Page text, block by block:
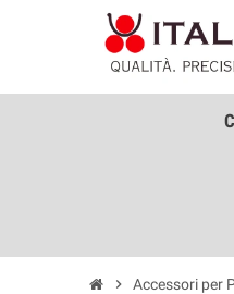
chevron_right Accessori per